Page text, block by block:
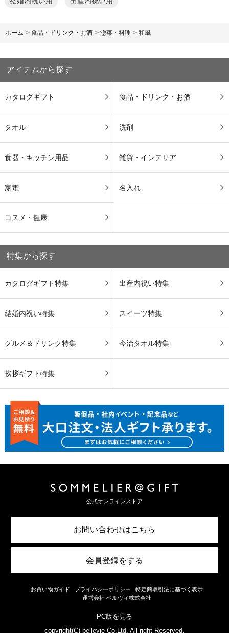
ホーム > 食品・ドリンク・お酒 > 惣菜・料理 > 和風
アイテムから探す
カタログギフト 食品・ドリンク・お酒
タオル 洗剤
食器・キッチン用品 雑貨・インテリア
家電 名入れ
コスメ・健康
特集から探す
カタログギフト特集 出産内祝い特集
結婚内祝い特集 スイーツ特集
グルメ＆ドリンク特集 今治タオル特集
挨拶ギフト特集
公式オンラインストア
お問い合わせはこちら
会員登録をする
お買い物ガイド プライバシーポリシー
特定商取引法に基づく表示
運営会社 ベルヴィ株式会社
PC版を見る
copyright(C) bellevie Co.Ltd. All right Reserved.